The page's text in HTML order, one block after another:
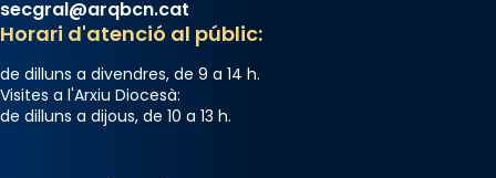
secgral@arqbcn.cat
Horari d'atenció al públic:
de dilluns a divendres, de 9 a 14 h.
Visites a l'Arxiu Diocesà:
de dilluns a dijous, de 10 a 13 h.